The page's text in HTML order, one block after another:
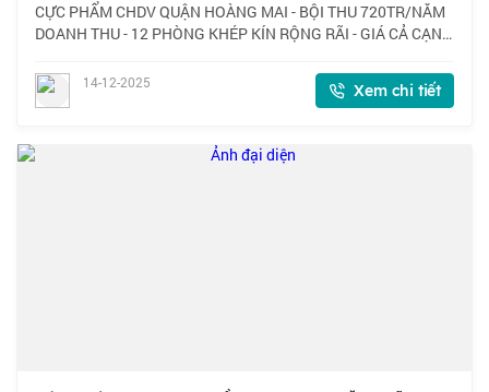
CỰC PHẨM CHDV QUẬN HOÀNG MAI - BỘI THU 720TR/NĂM
DOANH THU - 12 PHÒNG KHÉP KÍN RỘNG RÃI - GIÁ CẢ CẠNH
70m2*7 tầng, chỉ 11.98 tỷ sở hữu ngay - Vị trí:
14-12-2025 Xem chi tiết